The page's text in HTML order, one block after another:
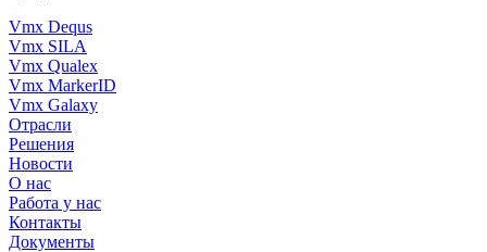
Vmx Dequs
Vmx SILA
Vmx Qualex
Vmx MarkerID
Vmx Galaxy
Отрасли
Решения
Новости
О нас
Работа у нас
Контакты
Документы